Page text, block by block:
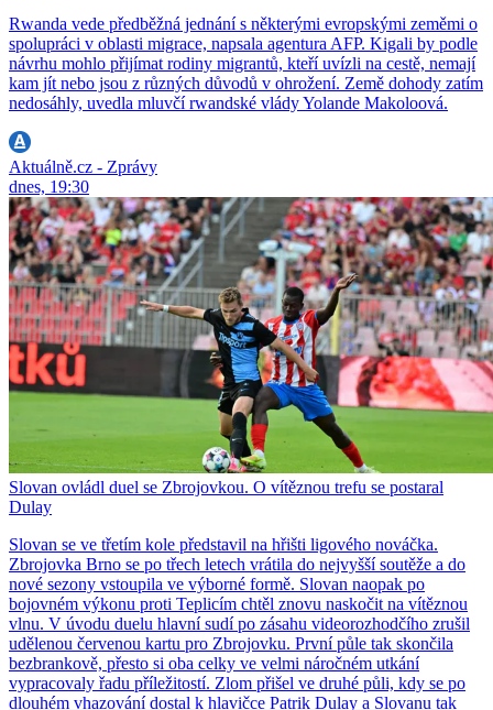
Rwanda vede předběžná jednání s některými evropskými zeměmi o
spolupráci v oblasti migrace, napsala agentura AFP. Kigali by podle
návrhu mohlo přijímat rodiny migrantů, kteří uvízli na cestě, nemají
kam jít nebo jsou z různých důvodů v ohrožení. Země dohody zatím
nedosáhly, uvedla mluvčí rwandské vlády Yolande Makoloová.
Aktuálně.cz - Zprávy
dnes, 19:30
Slovan ovládl duel se Zbrojovkou. O vítěznou trefu se postaral
Dulay
Slovan se ve třetím kole představil na hřišti ligového nováčka.
Zbrojovka Brno se po třech letech vrátila do nejvyšší soutěže a do
nové sezony vstoupila ve výborné formě. Slovan naopak po
bojovném výkonu proti Teplicím chtěl znovu naskočit na vítěznou
vlnu. V úvodu duelu hlavní sudí po zásahu videorozhodčího zrušil
udělenou červenou kartu pro Zbrojovku. První půle tak skončila
bezbrankově, přesto si oba celky ve velmi náročném utkání
vypracovaly řadu příležitostí. Zlom přišel ve druhé půli, kdy se po
dlouhém vhazování dostal k hlavičce Patrik Dulay a Slovanu tak